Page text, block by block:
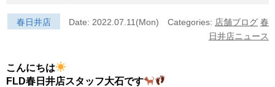
春日井店 Date: 2022.07.11(Mon) Categories: 店舗ブログ 春
日井店ニュース
こんにちは
FLD春日井店スタッフ大石です